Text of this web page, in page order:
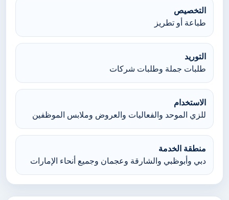
التخصيص
طباعة أو تطريز
التوريد
طلبات جملة وطلبات شركات
الاستخدام
للزي الموحد والفعاليات والعروض وملابس الموظفين
منطقة الخدمة
دبي وأبوظبي والشارقة وعجمان وجميع أنحاء الإمارات